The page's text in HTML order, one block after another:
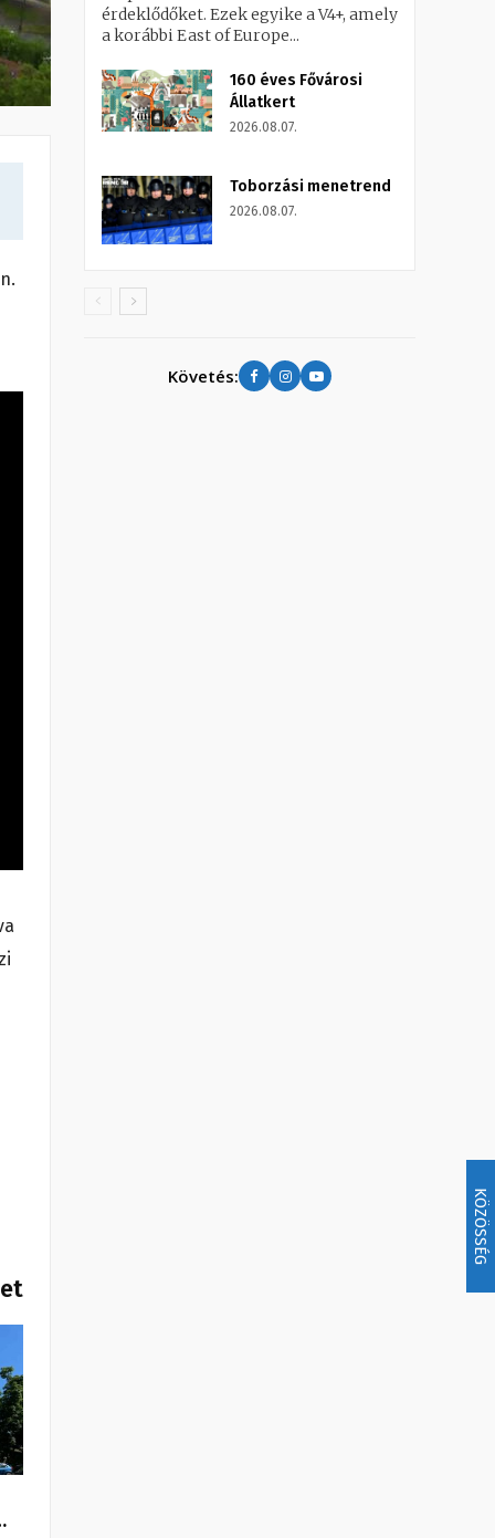
KÖZÖSSÉG
érdeklődőket. Ezek egyike a V4+, amely
a korábbi East of Europe...
160 éves Fővárosi
Állatkert
2026.08.07.
Toborzási menetrend
2026.08.07.
Követés: